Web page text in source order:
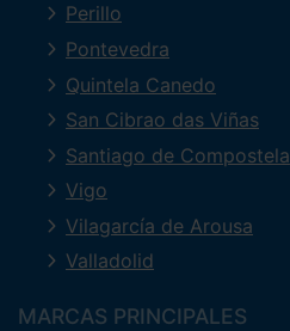
Perillo
Pontevedra
Quintela Canedo
San Cibrao das Viñas
Santiago de Compostela
Vigo
Vilagarcía de Arousa
Valladolid
MARCAS PRINCIPALES